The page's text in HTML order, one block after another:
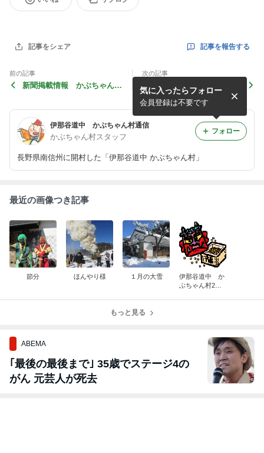
記事をシェア 記事を報告する
前の記事
新聞掲載情報 かぶちゃん
次の記事
伊那谷道中 かぶちゃん村通信
かぶちゃん村スタッフ
長野県南信州に開村した「伊那谷道中 かぶちゃん村」
気に入ったらフォロー
会員登録は不要です
フォロー
最近の画像つき記事
節分 ほんやり様 １月の大雪
伊那谷道中 か
ぶちゃん村2月
もっと見る
ABEMA
｢最後の最後まで｣ 35歳でステージ4の
がん 元芸人が死去